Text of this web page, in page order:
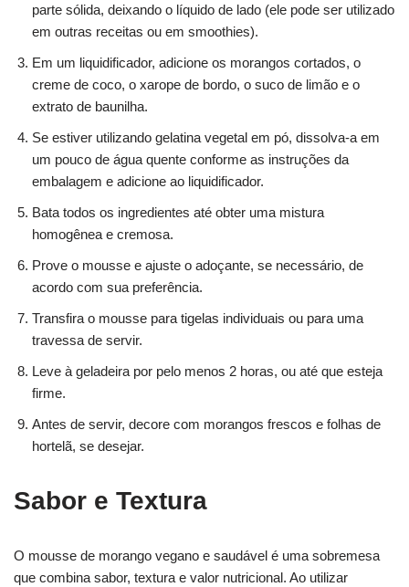
parte sólida, deixando o líquido de lado (ele pode ser utilizado
em outras receitas ou em smoothies).
Em um liquidificador, adicione os morangos cortados, o
creme de coco, o xarope de bordo, o suco de limão e o
extrato de baunilha.
Se estiver utilizando gelatina vegetal em pó, dissolva-a em
um pouco de água quente conforme as instruções da
embalagem e adicione ao liquidificador.
Bata todos os ingredientes até obter uma mistura
homogênea e cremosa.
Prove o mousse e ajuste o adoçante, se necessário, de
acordo com sua preferência.
Transfira o mousse para tigelas individuais ou para uma
travessa de servir.
Leve à geladeira por pelo menos 2 horas, ou até que esteja
firme.
Antes de servir, decore com morangos frescos e folhas de
hortelã, se desejar.
Sabor e Textura
O mousse de morango vegano e saudável é uma sobremesa
que combina sabor, textura e valor nutricional. Ao utilizar